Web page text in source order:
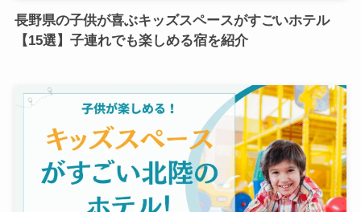
長野県の子供が喜ぶキッズスペースがすごいホテル
【15選】子連れでも楽しめる宿を紹介